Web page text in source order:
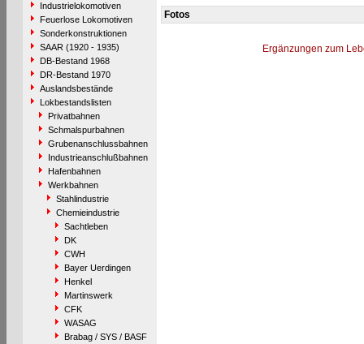
Industrielokomotiven
Feuerlose Lokomotiven
Sonderkonstruktionen
SAAR (1920 - 1935)
DB-Bestand 1968
DR-Bestand 1970
Auslandsbestände
Lokbestandslisten
Privatbahnen
Schmalspurbahnen
Grubenanschlussbahnen
Industrieanschlußbahnen
Hafenbahnen
Werkbahnen
Stahlindustrie
Chemieindustrie
Sachtleben
DK
CWH
Bayer Uerdingen
Henkel
Martinswerk
CFK
WASAG
Brabag / SYS / BASF
Fotos
Ergänzungen zum